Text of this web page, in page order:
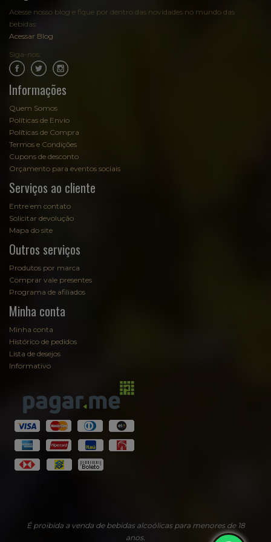
Acesse nosso blog e fique por dentro das novidades no mundo das
bebidas:
Acessar Blog
Siga-nos:
Informações
Quem Somos
Políticas de Envio
Políticas de Compra
Termos e Condições
Cupons de desconto
Orçamento para eventos sociais
Serviços ao cliente
Entre em contato
Solicitar devolução
Mapa do site
Outros serviços
Produtos por marca
Comprar vale presentes
Programa de afiliados
Minha conta
Minha conta
Histórico de pedidos
Lista de desejos
Informativo
É proibida a venda de bebidas alcoólicas para menores de 18
anos.